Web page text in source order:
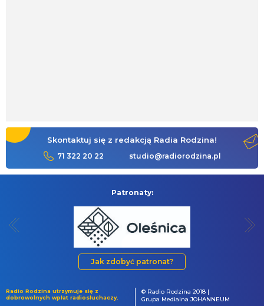
Skontaktuj się z redakcją Radia Rodzina!
71 322 20 22 studio@radiorodzina.pl
Patronaty:
Jak zdobyć patronat?
Radio Rodzina utrzymuje się z
dobrowolnych wpłat radiosłuchaczy.
© Radio Rodzina 2018 |
Grupa Medialna JOHANNEUM